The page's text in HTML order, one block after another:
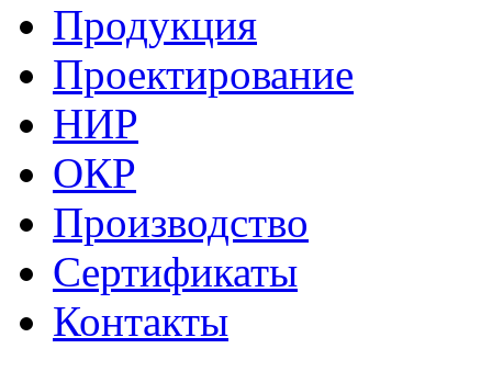
Продукция
Проектирование
НИР
ОКР
Производство
Сертификаты
Контакты